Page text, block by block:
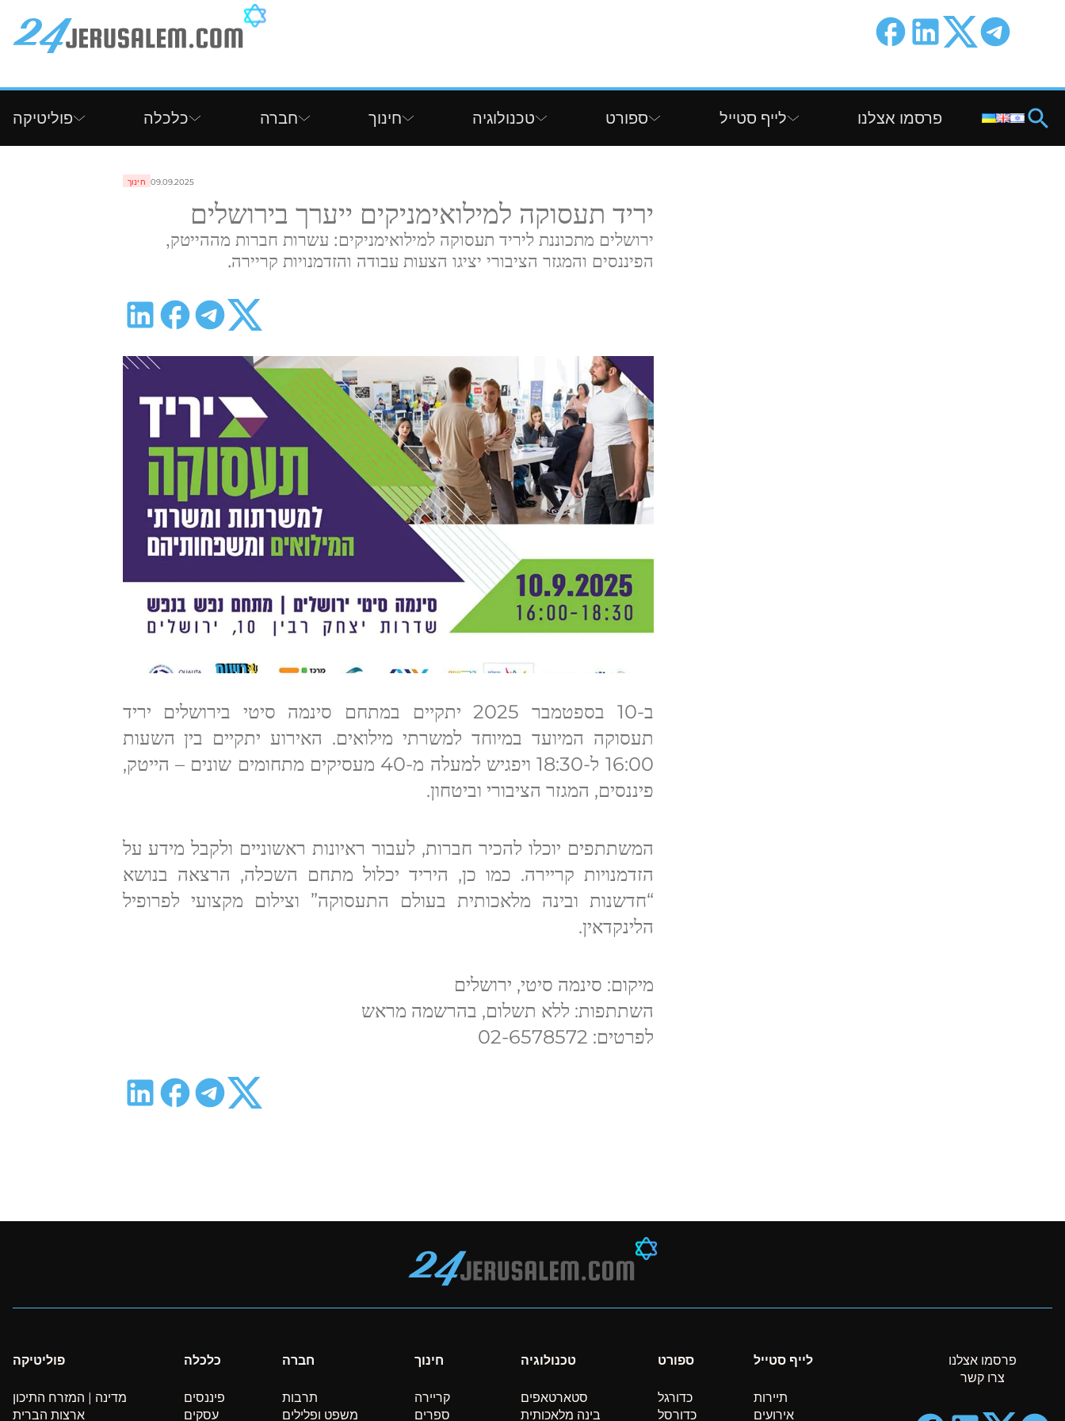
פוליטיקה כלכלה חברה חינוך טכנולוגיה ספורט לייף סטייל פרסמו אצלנו
חינוך 09.09.2025
יריד תעסוקה למילואימניקים ייערך בירושלים
ירושלים מתכוננת ליריד תעסוקה למילואימניקים: עשרות חברות מההייטק,
הפיננסים והמגזר הציבורי יציגו הצעות עבודה והזדמנויות קריירה.
ב-10 בספטמבר 2025 יתקיים במתחם סינמה סיטי בירושלים יריד
תעסוקה המיועד במיוחד למשרתי מילואים. האירוע יתקיים בין השעות
16:00 ל-18:30 ויפגיש למעלה מ-40 מעסיקים מתחומים שונים – הייטק,
פיננסים, המגזר הציבורי וביטחון.
המשתתפים יוכלו להכיר חברות, לעבור ראיונות ראשוניים ולקבל מידע על
הזדמנויות קריירה. כמו כן, היריד יכלול מתחם השכלה, הרצאה בנושא
“חדשנות ובינה מלאכותית בעולם התעסוקה” וצילום מקצועי לפרופיל
הלינקדאין.
מיקום: סינמה סיטי, ירושלים
השתתפות: ללא תשלום, בהרשמה מראש
לפרטים: 02-6578572
פוליטיקה
מדינה | המזרח התיכון
ארצות הברית
כלכלה
פיננסים
עסקים
חברה
תרבות
משפט ופלילים
חינוך
קריירה
ספרים
טכנולוגיה
סטארטאפים
בינה מלאכותית
ספורט
כדורגל
כדורסל
לייף סטייל
תיירות
אירועים
פרסמו אצלנו
צרו קשר